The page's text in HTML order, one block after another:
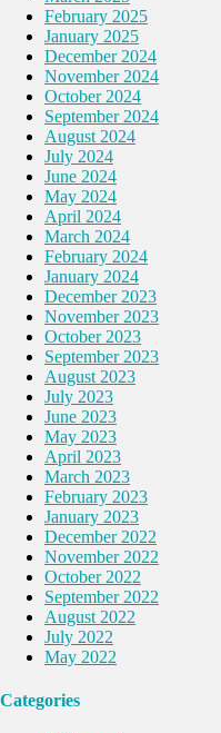
February 2025
January 2025
December 2024
November 2024
October 2024
September 2024
August 2024
July 2024
June 2024
May 2024
April 2024
March 2024
February 2024
January 2024
December 2023
November 2023
October 2023
September 2023
August 2023
July 2023
June 2023
May 2023
April 2023
March 2023
February 2023
January 2023
December 2022
November 2022
October 2022
September 2022
August 2022
July 2022
May 2022
Categories